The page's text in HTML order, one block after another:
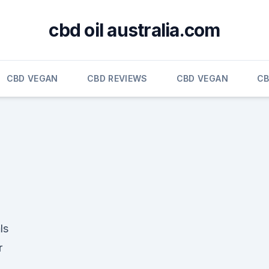
cbd oil australia.com
CBD VEGAN CBD REVIEWS CBD VEGAN